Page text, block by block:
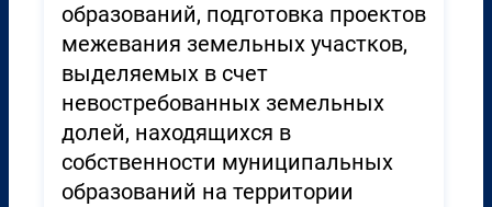
образований, подготовка проектов
межевания земельных участков,
выделяемых в счет
невостребованных земельных
долей, находящихся в
собственности муниципальных
образований на территории